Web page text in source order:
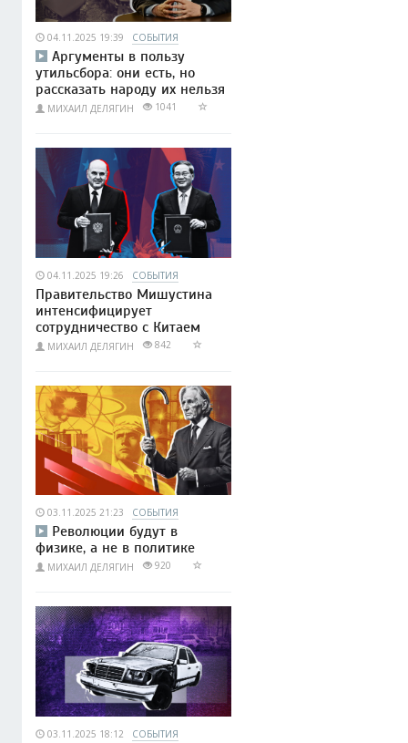
04.11.2025 19:39 СОБЫТИЯ
Аргументы в пользу
утильсбора: они есть, но
рассказать народу их нельзя
МИХАИЛ ДЕЛЯГИН 1041
04.11.2025 19:26 СОБЫТИЯ
Правительство Мишустина
интенсифицирует
сотрудничество с Китаем
МИХАИЛ ДЕЛЯГИН 842
03.11.2025 21:23 СОБЫТИЯ
Революции будут в
физике, а не в политике
МИХАИЛ ДЕЛЯГИН 920
03.11.2025 18:12 СОБЫТИЯ